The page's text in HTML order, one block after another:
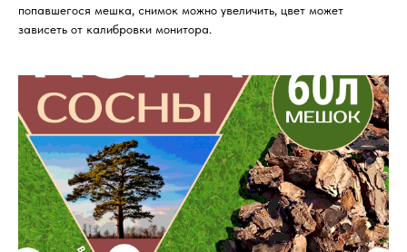
попавшегося мешка, снимок можно увеличить, цвет может
зависеть от калибровки монитора.